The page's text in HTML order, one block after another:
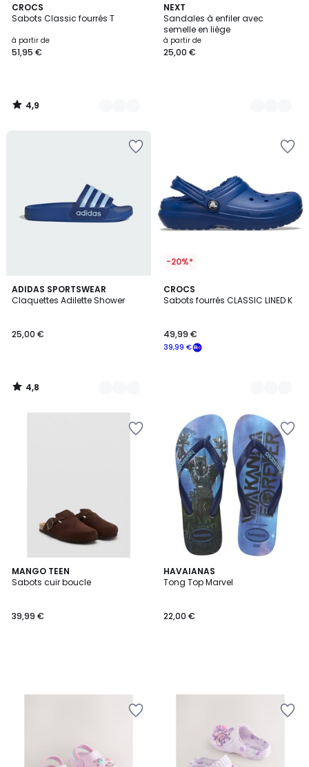
CROCS
Sabots Classic fourrés T
à partir de
51,95 €
4,9
/ 5
2
Couleurs
4,9
/
NEXT
Sandales à enfiler avec
semelle en liège
à partir de
25,00 €
2
Couleurs
ADIDAS SPORTSWEAR
Claquettes Adilette Shower
25,00 €
4,8
/ 5
3
Couleurs
4,8
/
-20%*
CROCS
Sabots fourrés CLASSIC LINED K
39,99 €
49,99 €
2
Couleurs
MANGO TEEN
Sabots cuir boucle
39,99 €
HAVAIANAS
Tong Top Marvel
22,00 €